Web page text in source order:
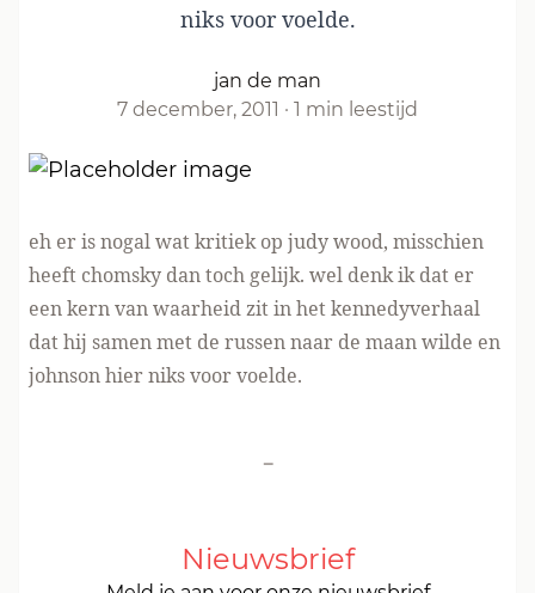
niks voor voelde.
jan de man
7 december, 2011 · 1 min leestijd
eh er is nogal wat kritiek op judy wood, misschien
heeft chomsky dan toch gelijk. wel denk ik dat er
een kern van waarheid zit in het kennedyverhaal
dat hij samen met de russen naar de maan wilde en
johnson hier niks voor voelde.
-
Nieuwsbrief